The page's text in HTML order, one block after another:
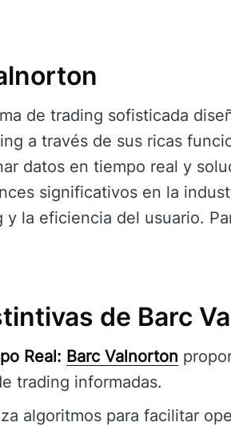
de trading sofisticada
a través de sus ricas
datos en tiempo real y
significativos en la
la eficiencia del usuario.
de Barc
Real: Barc Valnorton
trading informadas.
algoritmos para facilitar